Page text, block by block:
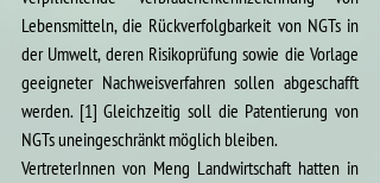
Lebensmitteln, die Rückverfolgbarkeit von NGTs in
der Umwelt, deren Risikoprüfung sowie die Vorlage
geeigneter Nachweisverfahren sollen abgeschafft
werden. [1] Gleichzeitig soll die Patentierung von
NGTs uneingeschränkt möglich bleiben.
VertreterInnen von Meng Landwirtschaft hatten in